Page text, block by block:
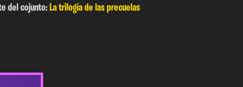
del cojunto:La trilogía de las precuelas